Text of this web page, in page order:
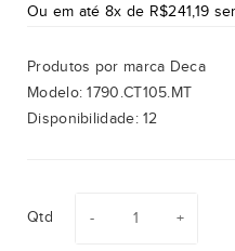
Ou em até 8x de R$241,19
Produtos por marca Deca
Modelo:1790.CT105.MT
Disponibilidade:12
Qtd